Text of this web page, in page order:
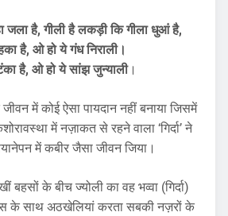
जला है, गीली है लकड़ी कि गीला धुआं है,
है, ओ हो ये गंध निराली।
है, ओ हो ये सांझ जुन्याली।
जीवन में कोई ऐसा पायदान नहीं बनाया जिसमें
में नज़ाकत से रहने वाला ‘गिर्दा’ ने
में कबीर जैसा जीवन जिया।
बहसों के बीच ज्योली का वह भव्वा (गिर्दा)
के साथ अठखेलियां करता सबकी नज़रों के